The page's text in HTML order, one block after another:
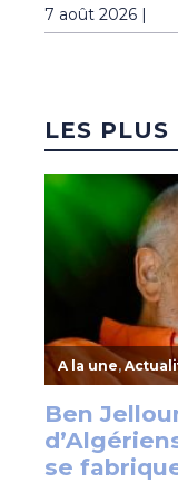
7 août 2026 |
LES